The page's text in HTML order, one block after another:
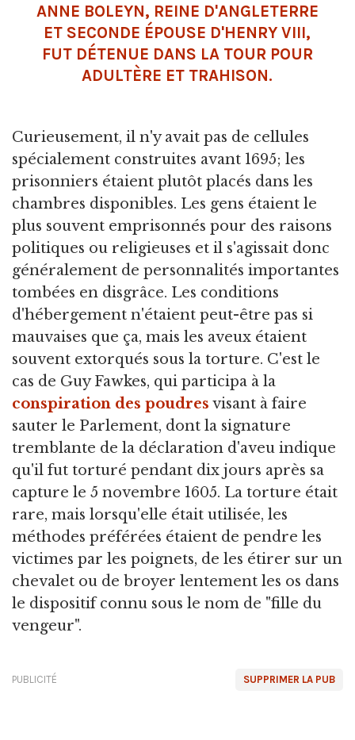
ANNE BOLEYN, REINE D'ANGLETERRE
ET SECONDE ÉPOUSE D'HENRY VIII,
FUT DÉTENUE DANS LA TOUR POUR
ADULTÈRE ET TRAHISON.
Curieusement, il n'y avait pas de cellules
spécialement construites avant 1695; les
prisonniers étaient plutôt placés dans les
chambres disponibles. Les gens étaient le
plus souvent emprisonnés pour des raisons
politiques ou religieuses et il s'agissait donc
généralement de personnalités importantes
tombées en disgrâce. Les conditions
d'hébergement n'étaient peut-être pas si
mauvaises que ça, mais les aveux étaient
souvent extorqués sous la torture. C'est le
cas de Guy Fawkes, qui participa à la
conspiration des poudres visant à faire
sauter le Parlement, dont la signature
tremblante de la déclaration d'aveu indique
qu'il fut torturé pendant dix jours après sa
capture le 5 novembre 1605. La torture était
rare, mais lorsqu'elle était utilisée, les
méthodes préférées étaient de pendre les
victimes par les poignets, de les étirer sur un
chevalet ou de broyer lentement les os dans
le dispositif connu sous le nom de "fille du
vengeur".
SUPPRIMER LA PUB
PUBLICITÉ